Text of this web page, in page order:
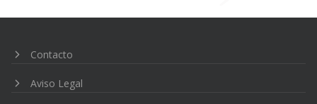
de
Contacto
Aviso Legal